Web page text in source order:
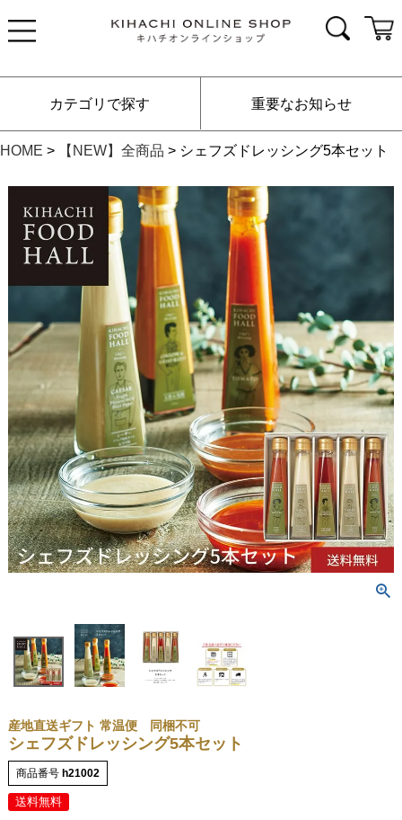
カテゴリで探す 重要なお知らせ
HOME 【NEW】全商品 シェフズドレッシング5本セット
産地直送ギフト 常温便 同梱不可
シェフズドレッシング5本セット
商品番号 h21002
送料無料